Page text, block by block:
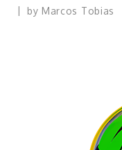
by Marcos Tobias